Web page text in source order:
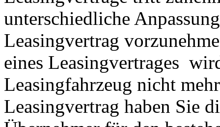
unterschiedliche
Leasingvertrag
eines Leasingvertrages
Leasingfahrzeug nicht
Leasingvertrag haben Sie